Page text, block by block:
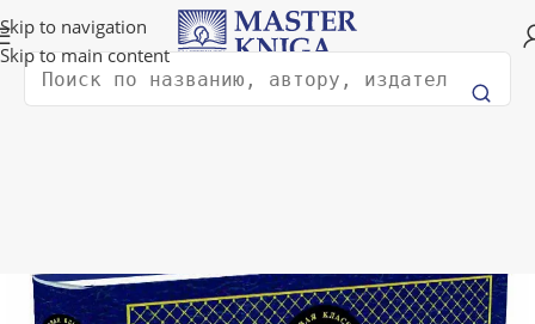
Skip to navigation
Skip to main content
Доставка в любую страну мира!
Поиск